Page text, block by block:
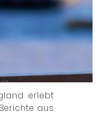
erlebt
aus